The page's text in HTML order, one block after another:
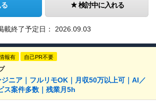
検討中に入れる
載終了予定日： 2026.09.03
報有 自己PR不要
ニア｜フルリモOK｜月収50万以上可｜AI／
ス案件多数｜残業月5h